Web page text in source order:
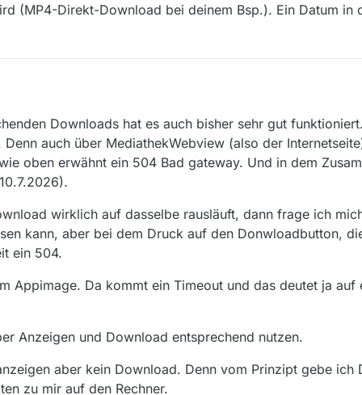
(MP4-Direkt-Download bei deinem Bsp.). Ein Datum in
Downloads hat es auch bisher sehr gut
auch über MediathekWebview (also der
oben erwähnt ein 504 Bad gateway. Und in dem
wirklich auf dasselbe rausläuft, dann frage ich
kann, aber bei dem Druck auf den Donwloadbutton,
ein 504.
Appimage. Da kommt ein Timeout und das deutet ja auf
Anzeigen und Download entsprechend nutzen.
aber kein Download. Denn vom Prinzipt gebe ich
zu mir auf den Rechner.